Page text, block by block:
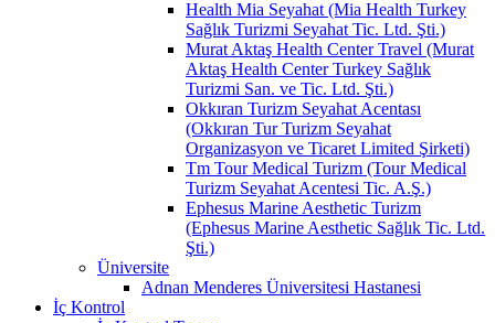
Health Mia Seyahat (Mia Health Turkey
Sağlık Turizmi Seyahat Tic. Ltd. Şti.)
Murat Aktaş Health Center Travel (Murat
Aktaş Health Center Turkey Sağlık
Turizmi San. ve Tic. Ltd. Şti.)
Okkıran Turizm Seyahat Acentası
(Okkıran Tur Turizm Seyahat
Organizasyon ve Ticaret Limited Şirketi)
Tm Tour Medical Turizm (Tour Medical
Turizm Seyahat Acentesi Tic. A.Ş.)
Ephesus Marine Aesthetic Turizm
(Ephesus Marine Aesthetic Sağlık Tic. Ltd.
Şti.)
Üniversite
Adnan Menderes Üniversitesi Hastanesi
İç Kontrol